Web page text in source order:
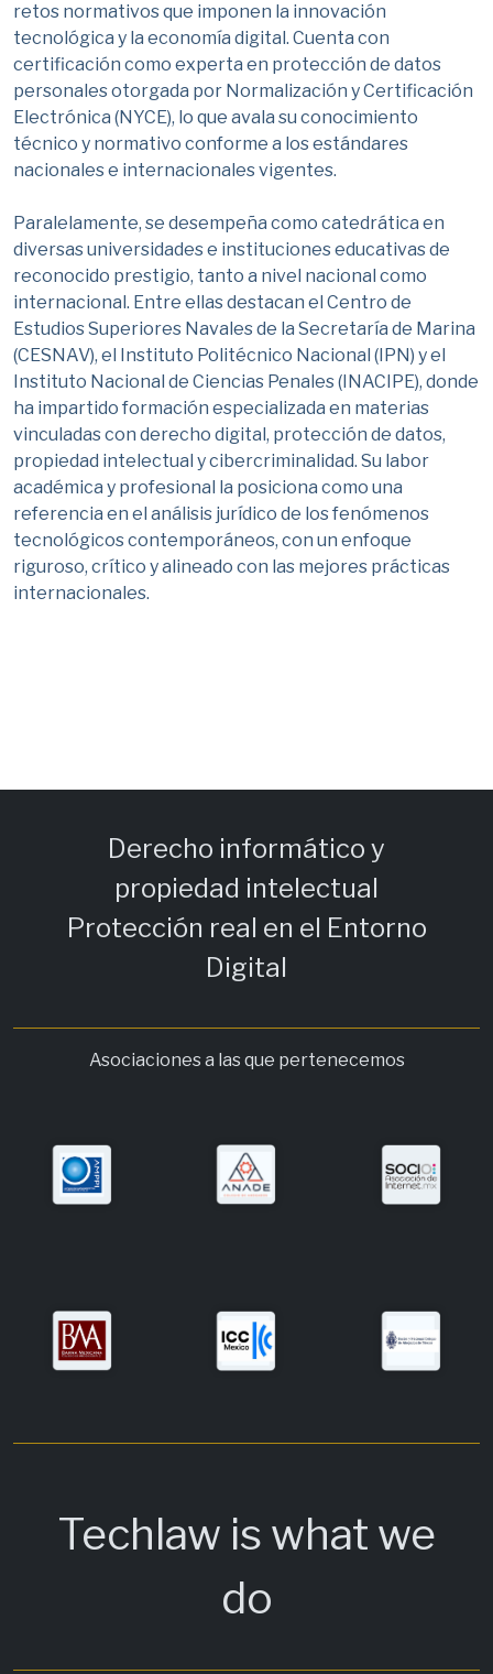
retos normativos que imponen la innovación
tecnológica y la economía digital. Cuenta con
certificación como experta en protección de datos
personales otorgada por Normalización y Certificación
Electrónica (NYCE), lo que avala su conocimiento
técnico y normativo conforme a los estándares
nacionales e internacionales vigentes.
Paralelamente, se desempeña como catedrática en
diversas universidades e instituciones educativas de
reconocido prestigio, tanto a nivel nacional como
internacional. Entre ellas destacan el Centro de
Estudios Superiores Navales de la Secretaría de Marina
(CESNAV), el Instituto Politécnico Nacional (IPN) y el
Instituto Nacional de Ciencias Penales (INACIPE), donde
ha impartido formación especializada en materias
vinculadas con derecho digital, protección de datos,
propiedad intelectual y cibercriminalidad. Su labor
académica y profesional la posiciona como una
referencia en el análisis jurídico de los fenómenos
tecnológicos contemporáneos, con un enfoque
riguroso, crítico y alineado con las mejores prácticas
internacionales.
Derecho informático y
propiedad intelectual
Protección real en el Entorno
Digital
Asociaciones a las que pertenecemos
Techlaw is what we
do